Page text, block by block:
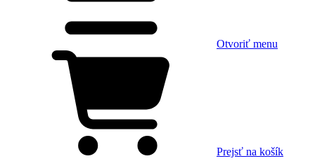
Otvoriť menu
Prejsť na košík